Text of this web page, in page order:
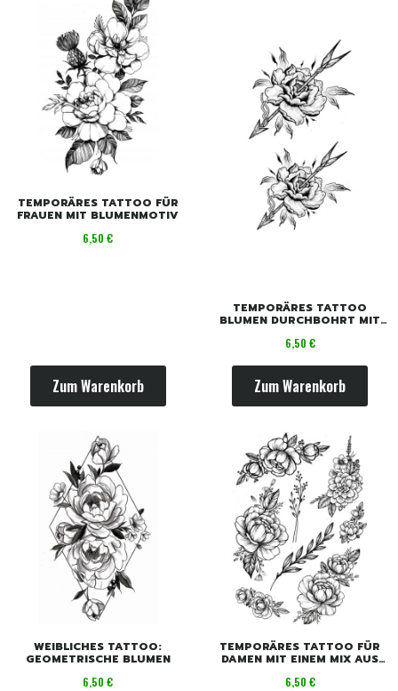
TEMPORÄRES TATTOO FÜR
FRAUEN MIT BLUMENMOTIV
Preis
6,50 €
Zum Warenkorb
TEMPORÄRES TATTOO
BLUMEN DURCHBOHRT MIT
Preis
6,50 €
Zum Warenkorb
WEIBLICHES TATTOO:
GEOMETRISCHE BLUMEN
Preis
6,50 €
TEMPORÄRES TATTOO FÜR
DAMEN MIT EINEM MIX AUS
Preis
6,50 €